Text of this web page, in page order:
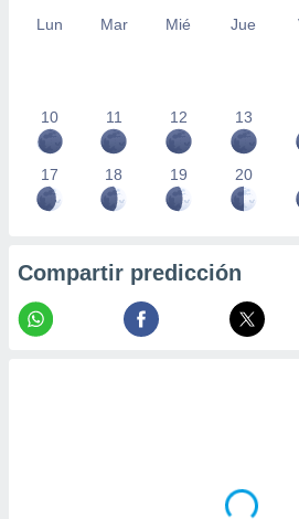
Lun Mar Mié Jue
10 11 12 13
17 18 19 20
Compartir predicción